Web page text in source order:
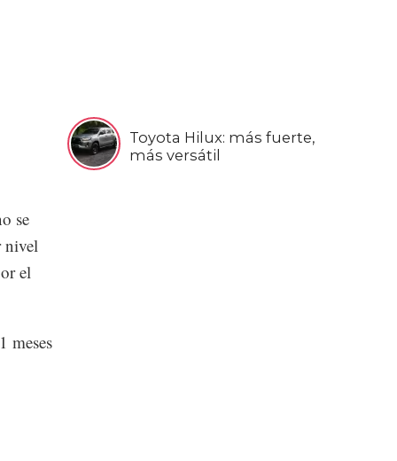
Toyota Hilux: más fuerte,
más versátil
se
nivel
el
meses